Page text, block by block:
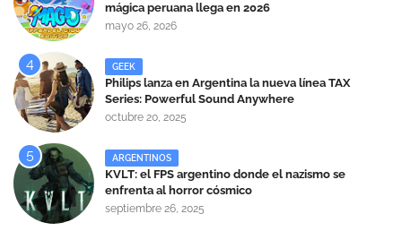
mágica peruana llega en 2026
mayo 26, 2026
GEEK
Philips lanza en Argentina la nueva línea TAX
Series: Powerful Sound Anywhere
octubre 20, 2025
ARGENTINOS
KVLT: el FPS argentino donde el nazismo se
enfrenta al horror cósmico
septiembre 26, 2025